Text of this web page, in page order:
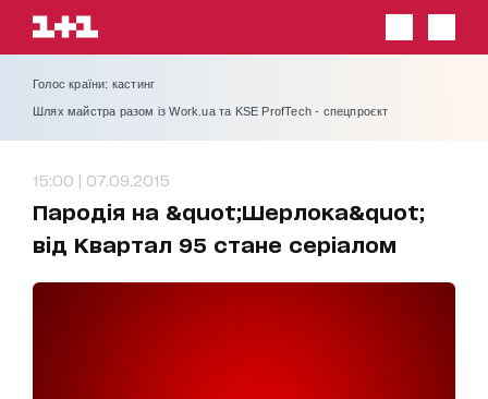
Голос країни: кастинг
Шлях майстра разом із Work.ua та KSE ProfTech - спецпроєкт
15:00 | 07.09.2015
Пародія на &quot;Шерлока&quot;
від Квартал 95 стане серіалом